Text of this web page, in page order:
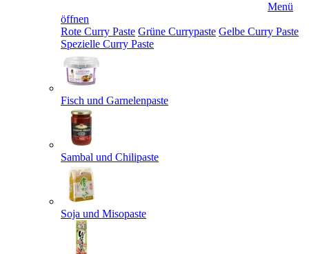
Menü
öffnen
Rote Curry Paste Grüne Currypaste Gelbe Curry Paste
Spezielle Curry Paste
Fisch und Garnelenpaste
Sambal und Chilipaste
Soja und Misopaste